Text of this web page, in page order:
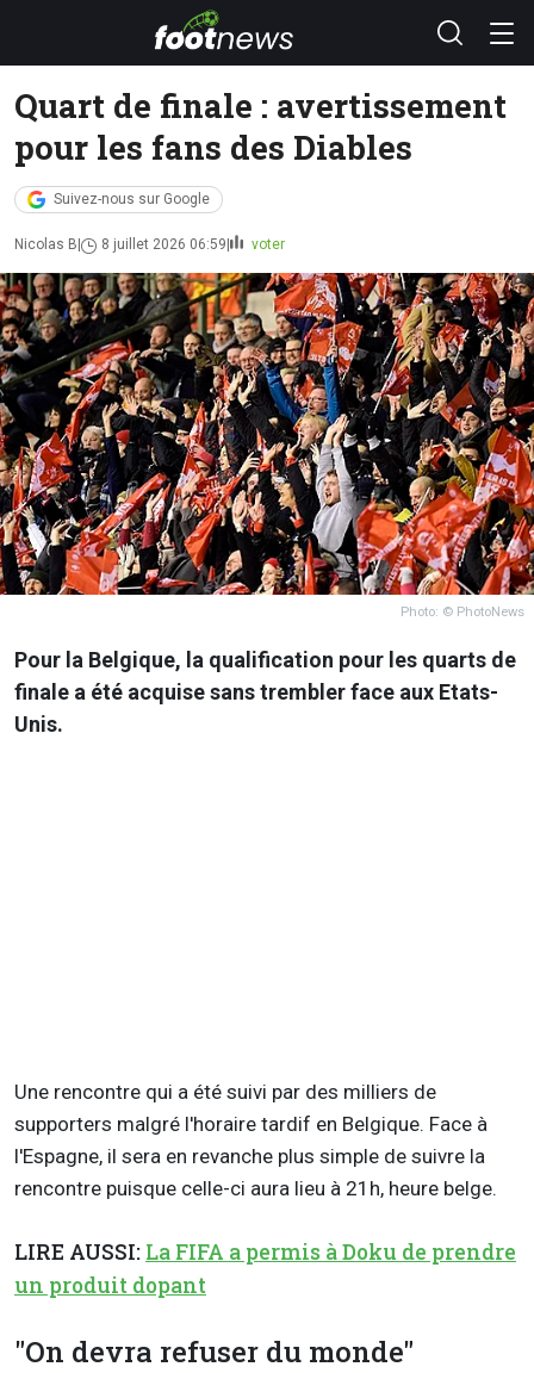
Quart de finale : avertissement
pour les fans des Diables
Suivez-nous sur Google
Nicolas B 8 juillet 2026 06:59 voter
Photo: © PhotoNews
Pour la Belgique, la qualification pour les quarts de
finale a été acquise sans trembler face aux Etats-
Unis.
Une rencontre qui a été suivi par des milliers de
supporters malgré l'horaire tardif en Belgique. Face à
l'Espagne, il sera en revanche plus simple de suivre la
rencontre puisque celle-ci aura lieu à 21h, heure belge.
LIRE AUSSI: La FIFA a permis à Doku de prendre
un produit dopant
"On devra refuser du monde"